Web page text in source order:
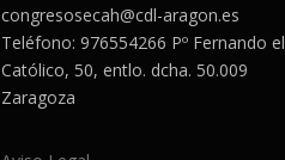
congresosecah@cdl-aragon.es
Teléfono: 976554266 Pº Fernando el
Católico, 50, entlo. dcha. 50.009
Zaragoza